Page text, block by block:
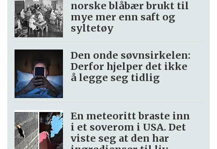
norske blåbær brukt til
mye mer enn saft og
syltetøy
Den onde søvnsirkelen:
Derfor hjelper det ikke
å legge seg tidlig
En meteoritt braste inn
i et soverom i USA. Det
viste seg at den har